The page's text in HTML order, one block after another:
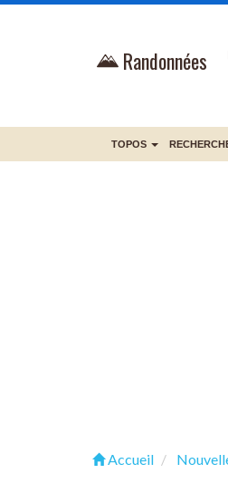
Randonnées
TOPOS
Accueil